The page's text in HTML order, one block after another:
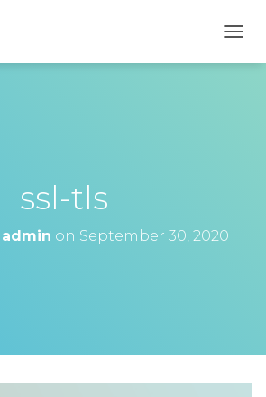
O
ssl-tls
admin on September 30, 2020